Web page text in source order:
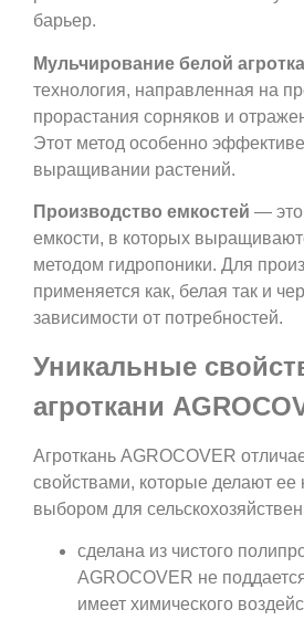
барьер.
Мульчирование белой
технология, направленная на
прорастания сорняков и
Этот метод особенно
выращивании растений.
Производство емкостей — это
емкости, в которых
методом гидропоники. Для
применяется как, белая так и
зависимости от потребностей.
Уникальные
агроткани
Агроткань AGROCOVER
свойствами, которые делают
выбором для
сделана из чистого
AGROCOVER не
имеет химического